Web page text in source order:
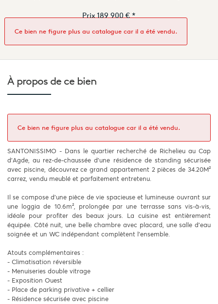
Prix189 900 €*
Ce bien ne figure plus au catalogue car il a été vendu.
À propos de ce bien
Ce bien ne figure plus au catalogue car il a été vendu.
SANTONISSIMO - Dans le quartier recherché de Richelieu au Cap
d’Agde, au rez-de-chaussée d’une résidence de standing sécurisée
avec piscine, découvrez ce grand appartement 2 pièces de 34.20M²
carrez, vendu meublé et parfaitement entretenu.
Il se compose d’une pièce de vie spacieuse et lumineuse ouvrant sur
une loggia de 10.6m², prolongée par une terrasse sans vis-à-vis,
idéale pour profiter des beaux jours. La cuisine est entièrement
équipée. Côté nuit, une belle chambre avec placard, une salle d’eau
soignée et un WC indépendant complètent l’ensemble.
Atouts complémentaires :
- Climatisation réversible
- Menuiseries double vitrage
- Exposition Ouest
- Place de parking privative + cellier
- Résidence sécurisée avec piscine